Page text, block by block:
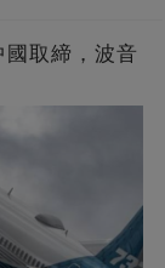
取締，波音